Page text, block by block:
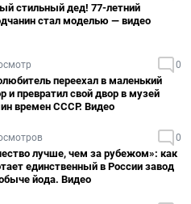
стильный дед! 77-летний
стал моделью — видео
0
переехал в маленький
и превратил свой двор в музей
времен СССР. Видео
0
лучше, чем за рубежом»: как
единственный в России завод
йода. Видео